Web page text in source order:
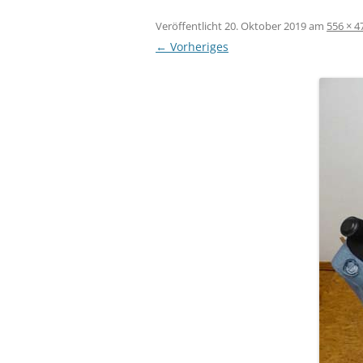
Veröffentlicht20. Oktober 2019am 556 ×
← Vorheriges